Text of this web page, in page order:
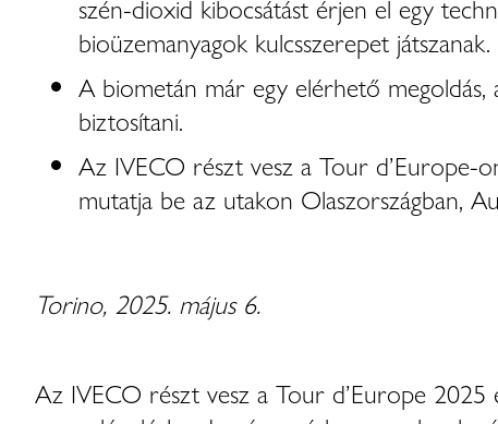
szén-dioxid kibocsátást érjen el egy
bioüzemanyagok kulcsszerepet játszanak.
A biometán már egy elérhető megoldás,
biztosítani.
Az IVECO részt vesz a Tour
mutatja be az utakon Olaszországban,
Torino, 2025. május 6.
Az IVECO részt vesz a Tour d’Europe